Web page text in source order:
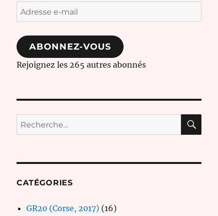
Adresse
e-
mail
ABONNEZ-VOUS
Rejoignez les 265 autres abonnés
Recherche
pour :
CATÉGORIES
GR20 (Corse, 2017) (16)